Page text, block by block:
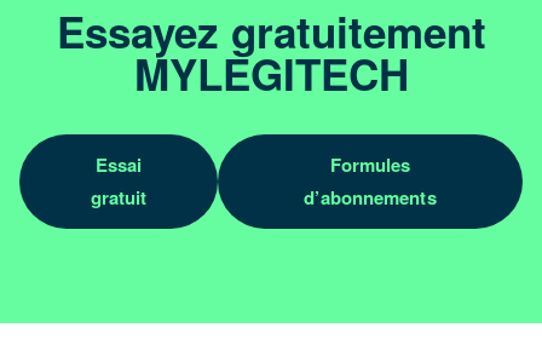
Essayez gratuitement
MYLEGITECH
Essai
gratuit
Formules
d’abonnements